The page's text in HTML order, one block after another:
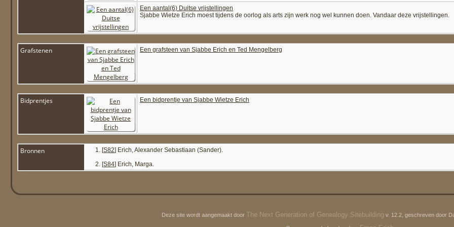
Een aantal(6) Duitse vrijstellingen
Sjabbe Wietze Erich moest tijdens de oorlog als arts zijn werk nog wel kunnen doen. Vandaar deze vrijstellingen.
Grafstenen Een grafsteen van Sjabbe Erich en Ted Mengelberg
Bidprentjes Een bidprentje van Sjabbe Wietze Erich
Bronnen [S82] Erich, Alexander Sebastiaan (Sander).
[S84] Erich, Marga.
Deze site wordt aangemaakt door The Next Generation of Genealogy Sitebuilding v. 12.2, geschreven door